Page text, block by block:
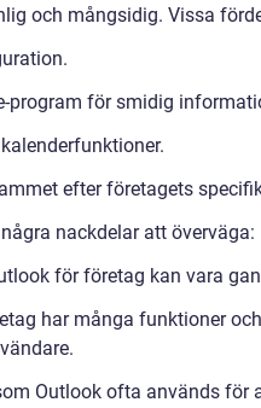
och mångsidig. Vissa
program för smidig
efter företagets
nackdelar att överväga:
för företag kan vara
har många funktioner
Outlook ofta används för